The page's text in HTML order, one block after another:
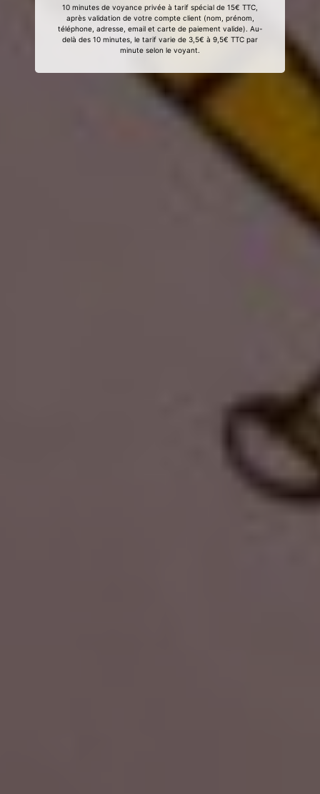
10 minutes de voyance privée à tarif spécial de 15€ TTC,
après validation de votre compte client (nom, prénom,
téléphone, adresse, email et carte de paiement valide). Au-
delà des 10 minutes, le tarif varie de 3,5€ à 9,5€ TTC par
minute selon le voyant.